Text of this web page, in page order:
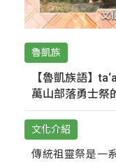
魯凱族
【魯凱族語】
萬山部落勇士祭
文化介紹
傳統祖靈祭是一